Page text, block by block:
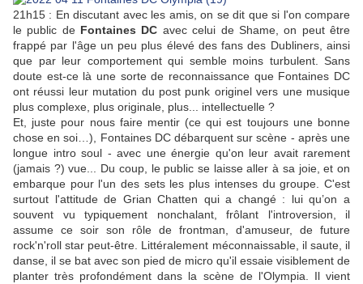
21h15 : En discutant avec les amis, on se dit que si l'on compare
le public de Fontaines DC avec celui de Shame, on peut être
frappé par l'âge un peu plus élevé des fans des Dubliners, ainsi
que par leur comportement qui semble moins turbulent. Sans
doute est-ce là une sorte de reconnaissance que Fontaines DC
ont réussi leur mutation du post punk originel vers une musique
plus complexe, plus originale, plus... intellectuelle ?
Et, juste pour nous faire mentir (ce qui est toujours une bonne
chose en soi…), Fontaines DC débarquent sur scène - après une
longue intro soul - avec une énergie qu'on leur avait rarement
(jamais ?) vue... Du coup, le public se laisse aller à sa joie, et on
embarque pour l'un des sets les plus intenses du groupe. C'est
surtout l'attitude de Grian Chatten qui a changé : lui qu’on a
souvent vu typiquement nonchalant, frôlant l'introversion, il
assume ce soir son rôle de frontman, d'amuseur, de future
rock'n'roll star peut-être. Littéralement méconnaissable, il saute, il
danse, il se bat avec son pied de micro qu'il essaie visiblement de
planter très profondément dans la scène de l'Olympia. Il vient